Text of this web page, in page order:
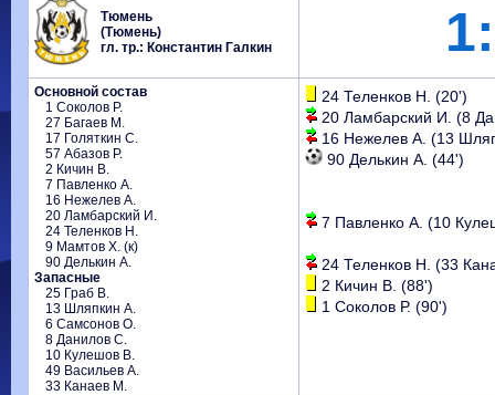
Тюмень
(Тюмень)
гл. тр.: Константин Галкин
Основной состав
1 Соколов Р.
27 Багаев М.
17 Голяткин С.
57 Абазов Р.
2 Кичин В.
7 Павленко А.
16 Нежелев А.
20 Ламбарский И.
24 Теленков Н.
9 Мамтов Х. (к)
90 Делькин А.
Запасные
25 Граб В.
13 Шляпкин А.
6 Самсонов О.
8 Данилов С.
10 Кулешов В.
49 Васильев А.
33 Канаев М.
24 Теленков Н. (20')
20 Ламбарский И. (8
16 Нежелев А. (13
90 Делькин А. (44')
7 Павленко А. (10
24 Теленков Н. (33
2 Кичин В. (88')
1 Соколов Р. (90')